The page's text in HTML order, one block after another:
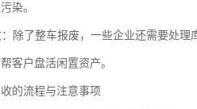
染。
除了整车报废，一些企业还需要处
客户盘活闲置资产。
的流程与注意事项